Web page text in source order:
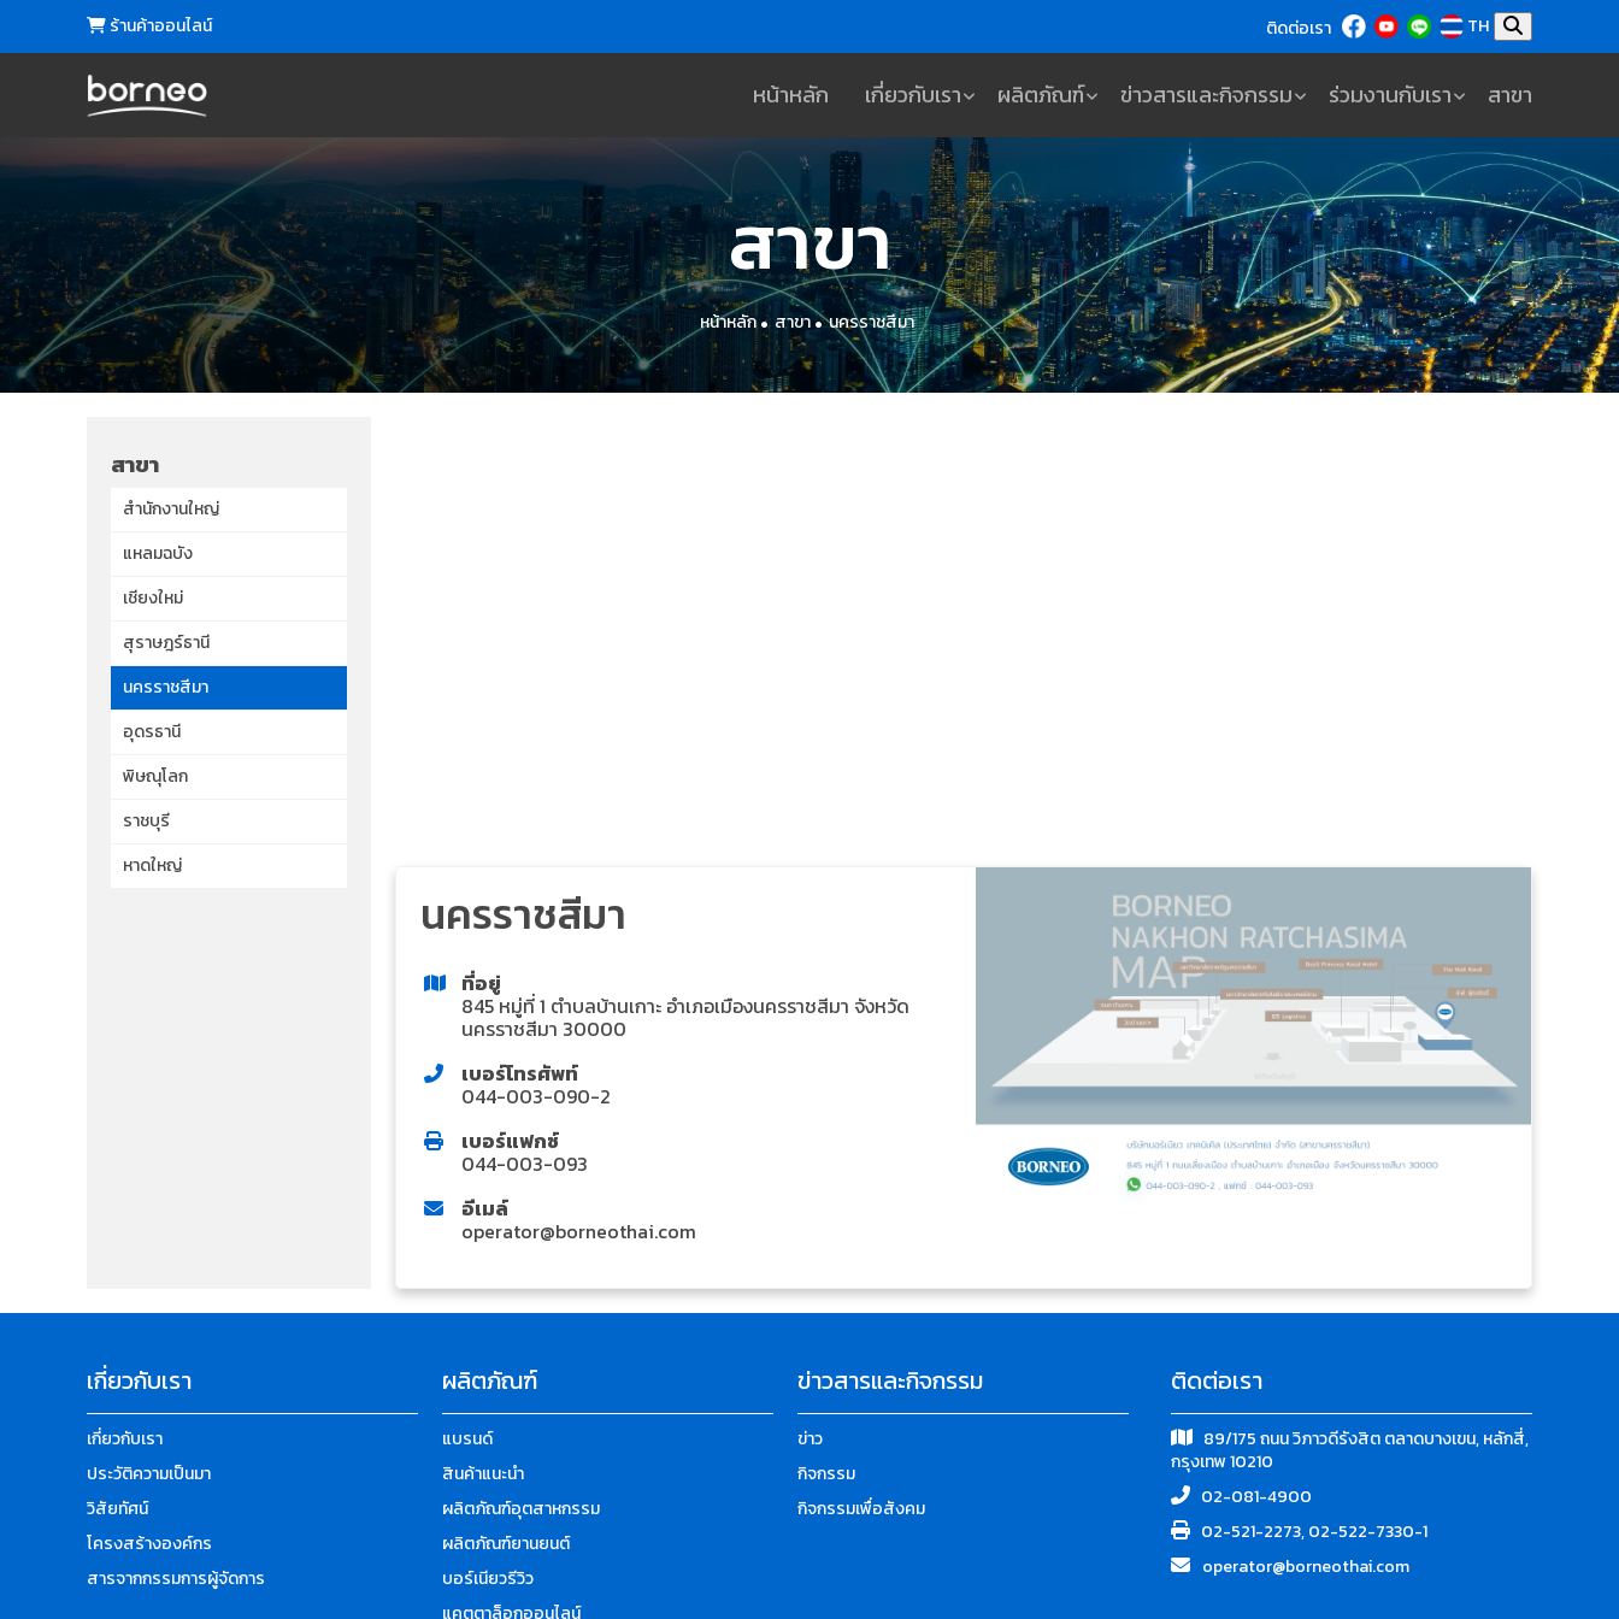
ร้านค้าออนไลน์ ติดต่อเรา TH
หน้าหลัก เกี่ยวกับเรา ผลิตภัณฑ์ ข่าวสารและกิจกรรม ร่วมงานกับเรา สาขา
สาขา
หน้าหลัก สาขา นครราชสีมา
สาขา
สำนักงานใหญ่
แหลมฉบัง
เชียงใหม่
สุราษฎร์ธานี
นครราชสีมา
อุดรธานี
พิษณุโลก
ราชบุรี
หาดใหญ่
นครราชสีมา
ที่อยู่
845 หมู่ที่ 1 ตำบลบ้านเกาะ อำเภอเมืองนครราชสีมา จังหวัด
นครราชสีมา 30000
เบอร์โทรศัพท์
044-003-090-2
เบอร์แฟกซ์
044-003-093
อีเมล์
operator@borneothai.com
เกี่ยวกับเรา
เกี่ยวกับเรา
ประวัติความเป็นมา
วิสัยทัศน์
โครงสร้างองค์กร
สารจากกรรมการผู้จัดการ
ผลิตภัณฑ์
แบรนด์
สินค้าแนะนำ
ผลิตภัณฑ์อุตสาหกรรม
ผลิตภัณฑ์ยานยนต์
บอร์เนียวรีวิว
ข่าวสารและกิจกรรม
ข่าว
กิจกรรม
กิจกรรมเพื่อสังคม
ติดต่อเรา
89/175 ถนน วิภาวดีรังสิต ตลาดบางเขน, หลักสี่,
กรุงเทพ 10210
02-081-4900
02-521-2273, 02-522-7330-1
operator@borneothai.com